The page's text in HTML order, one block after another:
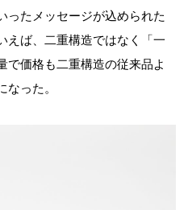
ったメッセージが込められた
えば、二重構造ではなく「一
で価格も二重構造の従来品よ
なった。